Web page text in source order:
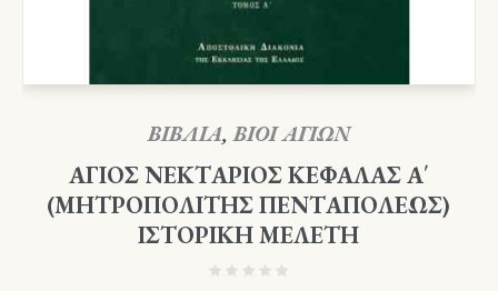
ΒΙΒΛΙΑ,ΒΙΟΙ ΑΓΙΩΝ
ΑΓΙΟΣ ΝΕΚΤΑΡΙΟΣ ΚΕΦΑΛΑΣ Α΄
(ΜΗΤΡΟΠΟΛΙΤΗΣ ΠΕΝΤΑΠΟΛΕΩΣ)
ΙΣΤΟΡΙΚΗ ΜΕΛΕΤΗ